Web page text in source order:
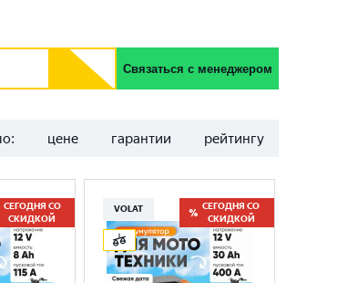
Связаться с менеджером
цене гарантии рейтингу
СЕГОДНЯ СО
СКИДКОЙ
VOLAT
СЕГОДНЯ СО
СКИДКОЙ